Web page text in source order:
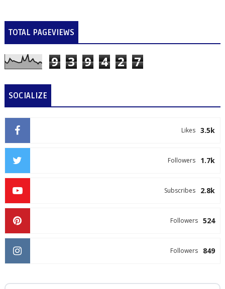
TOTAL PAGEVIEWS
9 3 9 4 2 7
SOCIALIZE
3.5k
Likes
1.7k
Followers
2.8k
Subscribes
524
Followers
849
Followers